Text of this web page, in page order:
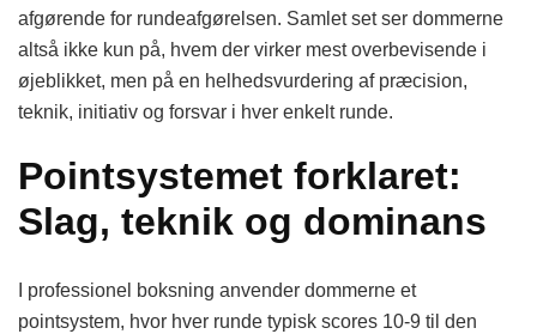
afgørende for rundeafgørelsen. Samlet set ser dommerne
altså ikke kun på, hvem der virker mest overbevisende i
øjeblikket, men på en helhedsvurdering af præcision,
teknik, initiativ og forsvar i hver enkelt runde.
Pointsystemet forklaret:
Slag, teknik og dominans
I professionel boksning anvender dommerne et
pointsystem, hvor hver runde typisk scores 10-9 til den